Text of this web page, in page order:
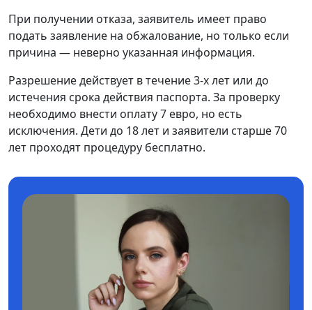
При получении отказа, заявитель имеет право
подать заявление на обжалование, но только если
причина — неверно указанная информация.
Разрешение действует в течение 3-х лет или до
истечения срока действия паспорта. За проверку
необходимо внести оплату 7 евро, но есть
исключения. Дети до 18 лет и заявители старше 70
лет проходят процедуру бесплатно.